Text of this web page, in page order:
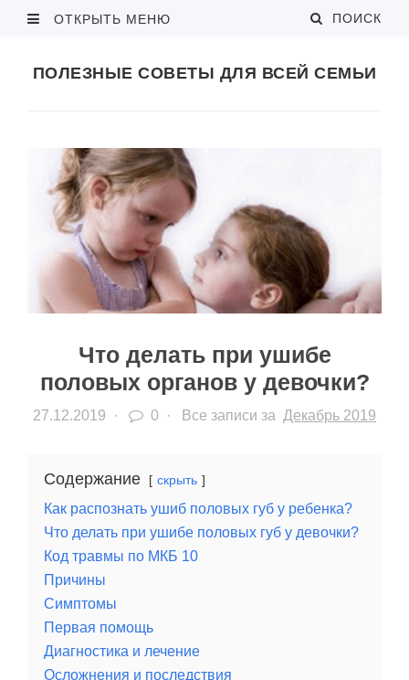
ОТКРЫТЬ МЕНЮ ПОИСК
ПОЛЕЗНЫЕ СОВЕТЫ ДЛЯ ВСЕЙ СЕМЬИ
Что делать при ушибе
половых органов у девочки?
27.12.2019 · 0 · Все записи за Декабрь 2019
Содержание скрыть
Как распознать ушиб половых губ у ребенка?
Что делать при ушибе половых губ у девочки?
Код травмы по МКБ 10
Причины
Симптомы
Первая помощь
Диагностика и лечение
Осложнения и последствия